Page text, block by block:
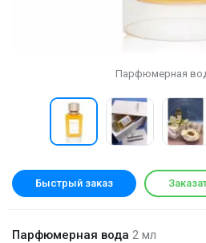
Парфюмерная
Быстрый заказ
Парфюмерная вода 2 мл